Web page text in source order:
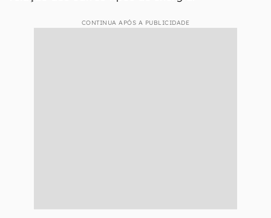
CONTINUA APÓS A PUBLICIDADE